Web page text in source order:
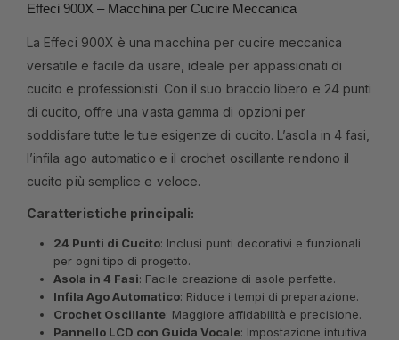
Effeci 900X – Macchina per Cucire Meccanica
La Effeci 900X è una macchina per cucire meccanica
versatile e facile da usare, ideale per appassionati di
cucito e professionisti. Con il suo braccio libero e 24 punti
di cucito, offre una vasta gamma di opzioni per
soddisfare tutte le tue esigenze di cucito. L’asola in 4 fasi,
l’infila ago automatico e il crochet oscillante rendono il
cucito più semplice e veloce.
Caratteristiche principali:
24 Punti di Cucito: Inclusi punti decorativi e funzionali
per ogni tipo di progetto.
Asola in 4 Fasi: Facile creazione di asole perfette.
Infila Ago Automatico: Riduce i tempi di preparazione.
Crochet Oscillante: Maggiore affidabilità e precisione.
Pannello LCD con Guida Vocale: Impostazione intuitiva